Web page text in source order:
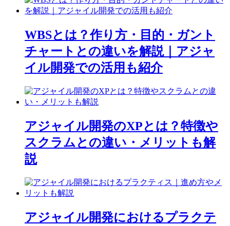
WBSとは？作り方・目的・ガント
チャートとの違いを解説｜アジャ
イル開発での活用も紹介
アジャイル開発のXPとは？特徴や
スクラムとの違い・メリットも解
説
アジャイル開発におけるプラクテ